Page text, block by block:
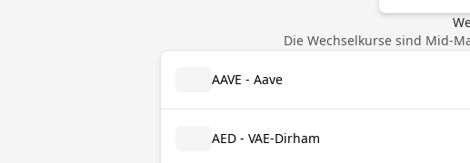
Die Wechselkurse sind Mid-
AAVE - Aave
AED - VAE-Dirham